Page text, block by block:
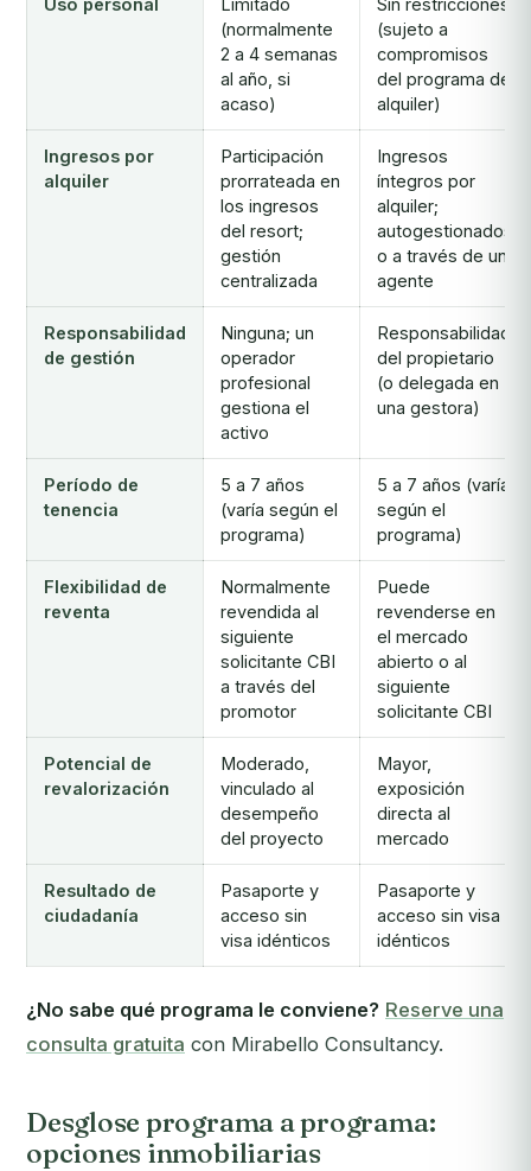
Uso personal
Limitado
(normalmente
2 a 4 semanas
al año, si
acaso)
Sin restricciones
(sujeto a
compromisos
del programa de
alquiler)
Ingresos por
alquiler
Participación
prorrateada en
los ingresos
del resort;
gestión
centralizada
Ingresos
íntegros por
alquiler;
autogestionados
o a través de un
agente
Responsabilidad
de gestión
Ninguna; un
operador
profesional
gestiona el
activo
Responsabilidad
del propietario
(o delegada en
una gestora)
Período de
tenencia
5 a 7 años
(varía según el
programa)
5 a 7 años (varía
según el
programa)
Flexibilidad de
reventa
Normalmente
revendida al
siguiente
solicitante CBI
a través del
promotor
Puede
revenderse en
el mercado
abierto o al
siguiente
solicitante CBI
Potencial de
revalorización
Moderado,
vinculado al
desempeño
del proyecto
Mayor,
exposición
directa al
mercado
Resultado de
ciudadanía
Pasaporte y
acceso sin
visa idénticos
Pasaporte y
acceso sin visa
idénticos
¿No sabe qué programa le conviene? Reserve una
consulta gratuita con Mirabello Consultancy.
Desglose programa a programa:
opciones inmobiliarias